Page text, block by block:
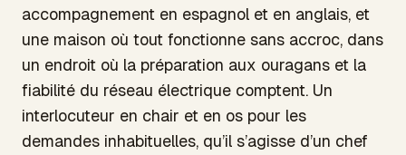
accompagnement en espagnol et en anglais, et
une maison où tout fonctionne sans accroc, dans
un endroit où la préparation aux ouragans et la
fiabilité du réseau électrique comptent. Un
interlocuteur en chair et en os pour les
demandes inhabituelles, qu’il s’agisse d’un chef